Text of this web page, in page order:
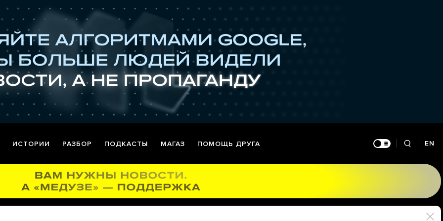
ИСТОРИИ РАЗБОР ПОДКАСТЫ МАГАЗ ПОМОЩЬ ДРУГА EN